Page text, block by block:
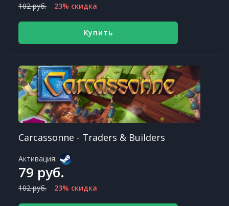
102 руб. 23% скидка
Купить
Carcassonne - Traders & Builders
Активация:
79 руб.
102 руб. 23% скидка